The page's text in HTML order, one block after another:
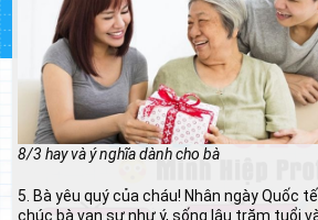
8/3 hay và ý nghĩa dành cho bà
5. Bà yêu quý của cháu! Nhân ngày Quốc
chúc bà vạn sự như ý, sống lâu trăm tuổi